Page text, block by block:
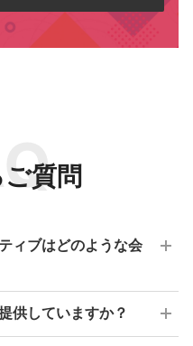
質問
ィブはどのような会
供していますか？